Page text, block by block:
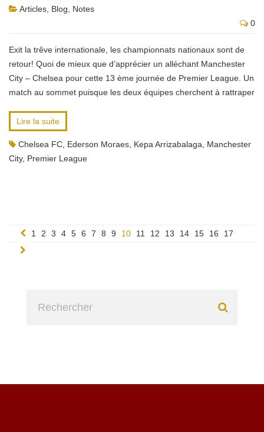
Articles Blog
Notes
0
Exit la trêve internationale, les championnats nationaux sont de
retour! Quoi de mieux que d’apprécier un alléchant Manchester
City – Chelsea pour cette 13 ème journée de Premier League. Un
match au sommet puisque les deux équipes cherchent à rattraper
Lire la suite
Chelsea FC Ederson Moraes Kepa Arrizabalaga
Manchester
City, Premier League
1 2 3 4 5 6 7 8 9 10 11 12 13 14 15 16 17